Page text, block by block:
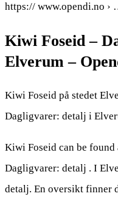
https:// www.opendi.no
Kiwi Foseid –
Elverum –
Kiwi Foseid på stedet
Dagligvarer: detalj i
Kiwi Foseid can be
Dagligvarer: detalj . I
detalj. En oversikt finner